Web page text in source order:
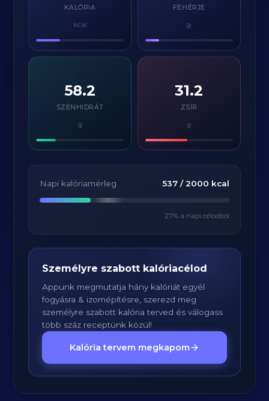
KALÓRIA
kcal
FEHÉRJE
g
⚡
58.2
SZÉNHIDRÁT
g
31.2
ZSÍR
g
Napi kalóriamérleg 537/ 2000 kcal
27% a napi célodból
Személyre szabott kalóriacélod
Appunk megmutatja hány kalóriát egyél
fogyásra & izomépítésre, szerezd meg
személyre szabott kalória terved és válogass
több száz receptünk közül!
Kalória tervem megkapom